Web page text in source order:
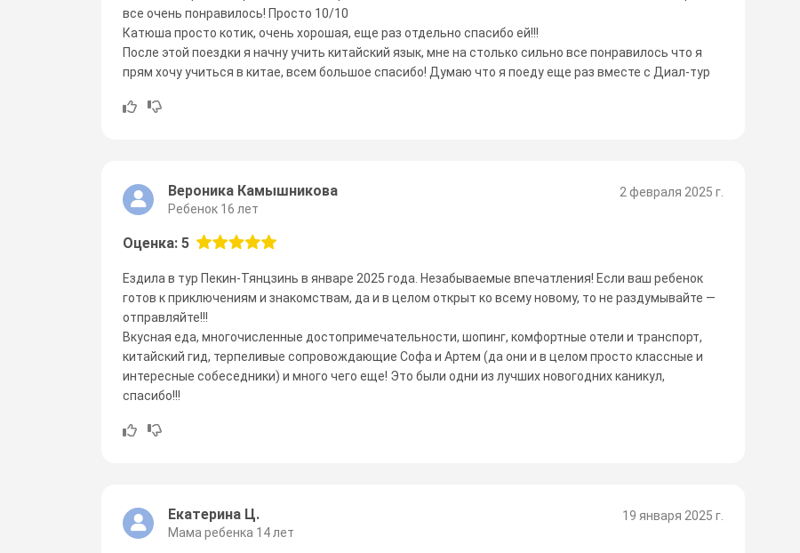
все очень понравилось! Просто 10/10
Катюша просто котик, очень хорошая, еще раз отдельно спасибо ей!!!
После этой поездки я начну учить китайский язык, мне на столько сильно все понравилось что я
прям хочу учиться в китае, всем большое спасибо! Думаю что я поеду еще раз вместе с Диал-тур
2 февраля 2025 г.
Вероника Камышникова
Ребенок 16 лет
Оценка: 5
Ездила в тур Пекин-Тянцзинь в январе 2025 года. Незабываемые впечатления! Если ваш ребенок
готов к приключениям и знакомствам, да и в целом открыт ко всему новому, то не раздумывайте —
отправляйте!!!
Вкусная еда, многочисленные достопримечательности, шопинг, комфортные отели и транспорт,
китайский гид, терпеливые сопровождающие Софа и Артем (да они и в целом просто классные и
интересные собеседники) и много чего еще! Это были одни из лучших новогодних каникул,
спасибо!!!
19 января 2025 г.
Екатерина Ц.
Мама ребенка 14 лет